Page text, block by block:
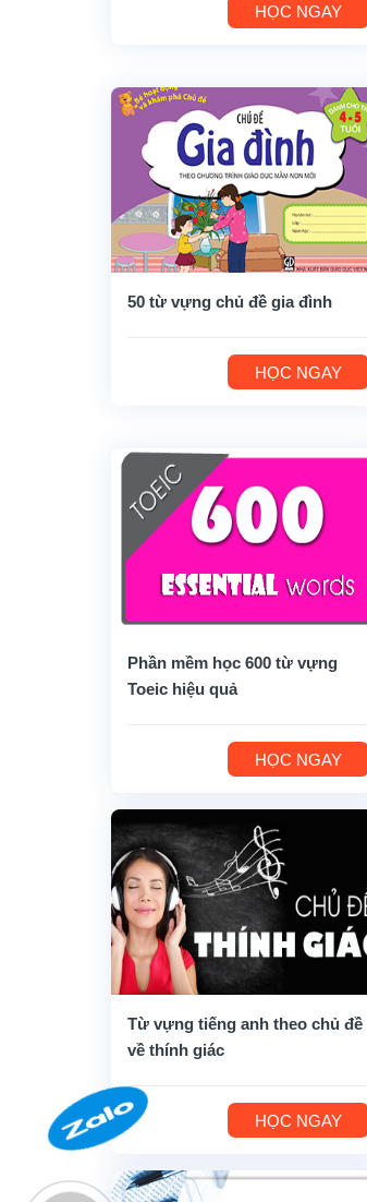
HỌC NGAY
50 từ vựng chủ đề gia đình
HỌC NGAY
Phần mềm học 600 từ vựng
Toeic hiệu quả
HỌC NGAY
Từ vựng tiếng anh theo chủ đề
về thính giác
HỌC NGAY